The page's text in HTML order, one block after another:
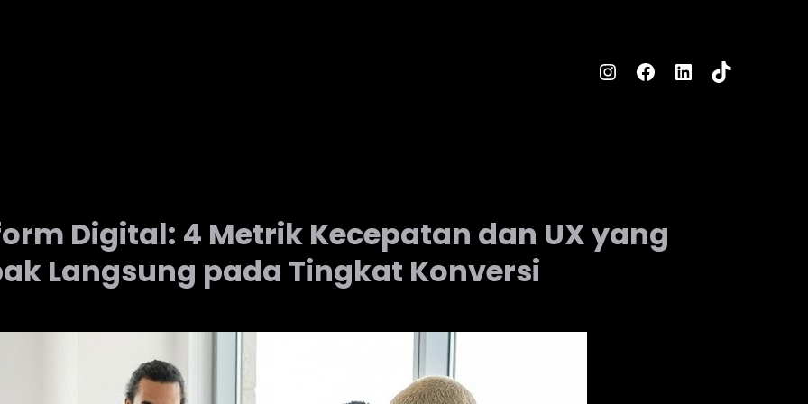
Instagram
Facebook
LinkedIn
TikTok
Digital: 4 Metrik Kecepatan dan UX yang
Langsung pada Tingkat Konversi